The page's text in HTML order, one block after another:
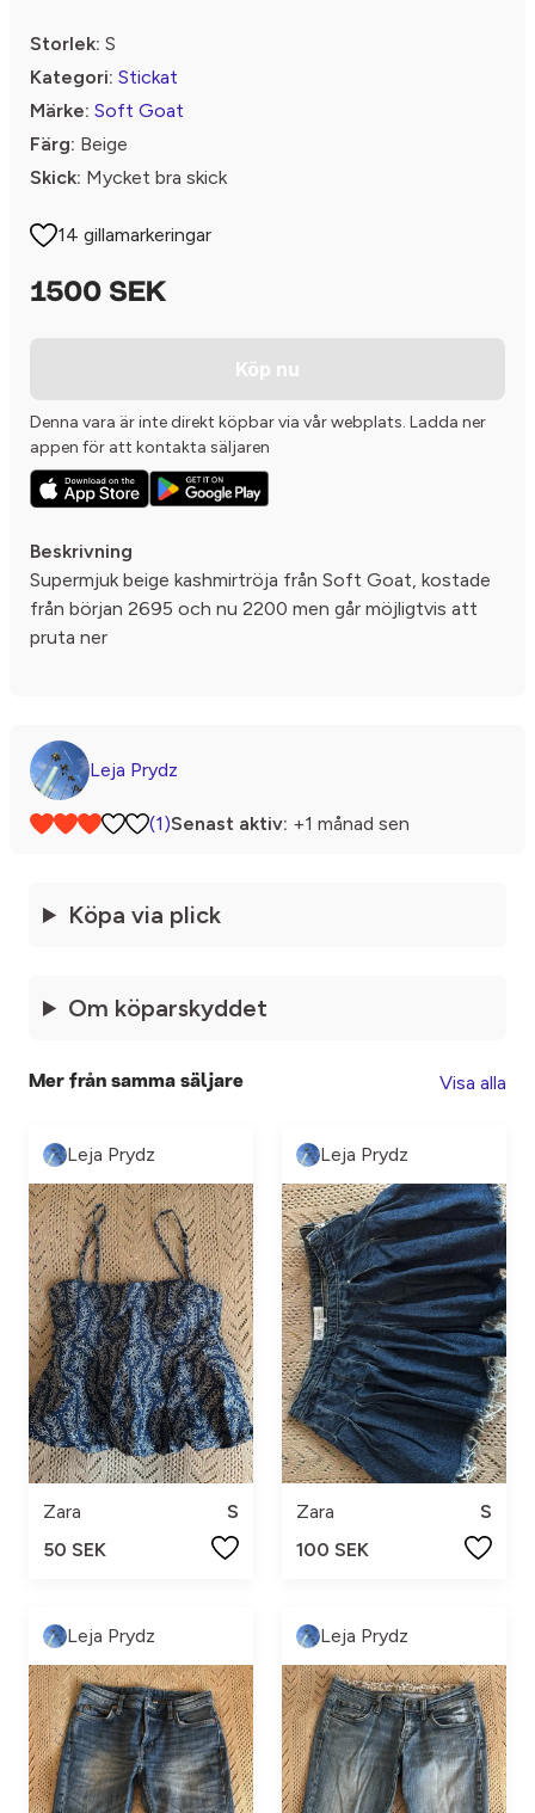
Storlek: S
Kategori: Stickat
Märke: Soft Goat
Färg: Beige
Skick: Mycket bra skick
14 gillamarkeringar
1500 SEK
Köp nu
Denna vara är inte direkt köpbar via vår webplats. Ladda ner
appen för att kontakta säljaren
Beskrivning
Supermjuk beige kashmirtröja från Soft Goat, kostade
från början 2695 och nu 2200 men går möjligtvis att
pruta ner
Leja Prydz
(1)Senast aktiv: +1 månad sen
Köpa via plick
Om köparskyddet
Mer från samma säljare Visa alla
Leja Prydz
Zara
S
50 SEK
Leja Prydz
Zara
S
100 SEK
Leja Prydz Leja Prydz